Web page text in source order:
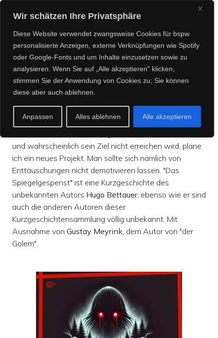
Wir schätzen Ihre Privatsphäre
Diese Website verwendet zwangsweise Cookies für bspw.
personalisierte Anzeigen, externe Verknüpfungen wie Spotify
oder Google-Fonts und um Inhalte einzusetzen sowie zu
analysieren. Wenn Sie auf „Alle akzeptieren" klicken,
stimmen Sie der Anwendung von Cookies zu; Sie können
diese aber auch ablehnen.
Anpassen Alles ablehnen Alle akzeptieren
CREEPY CREATURES
MEDIA
„Inspektor Mouse und die
Baldrianhöhle“ online!
und wahrscheinlich sein Ziel nicht erreichen wird, plane
ich ein neues Projekt. Man sollte sich nämlich von
Enttäuschungen nicht demotivieren lassen. "Das
Spiegelgespenst" ist eine Kurzgeschichte des
unbekannten Autors Hugo Bettauer; ebenso wie er sind
auch die anderen Autoren dieser
Kurzgeschichtensammlung völlig unbekannt. Mit
Ausnahme von Gustay Meyrink, dem Autor von "der
Golem".